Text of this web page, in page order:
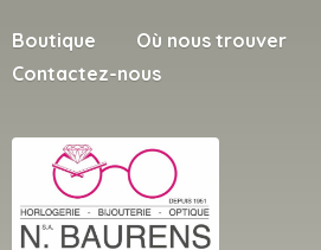
Boutique
Où nous trouver
Contactez-nous